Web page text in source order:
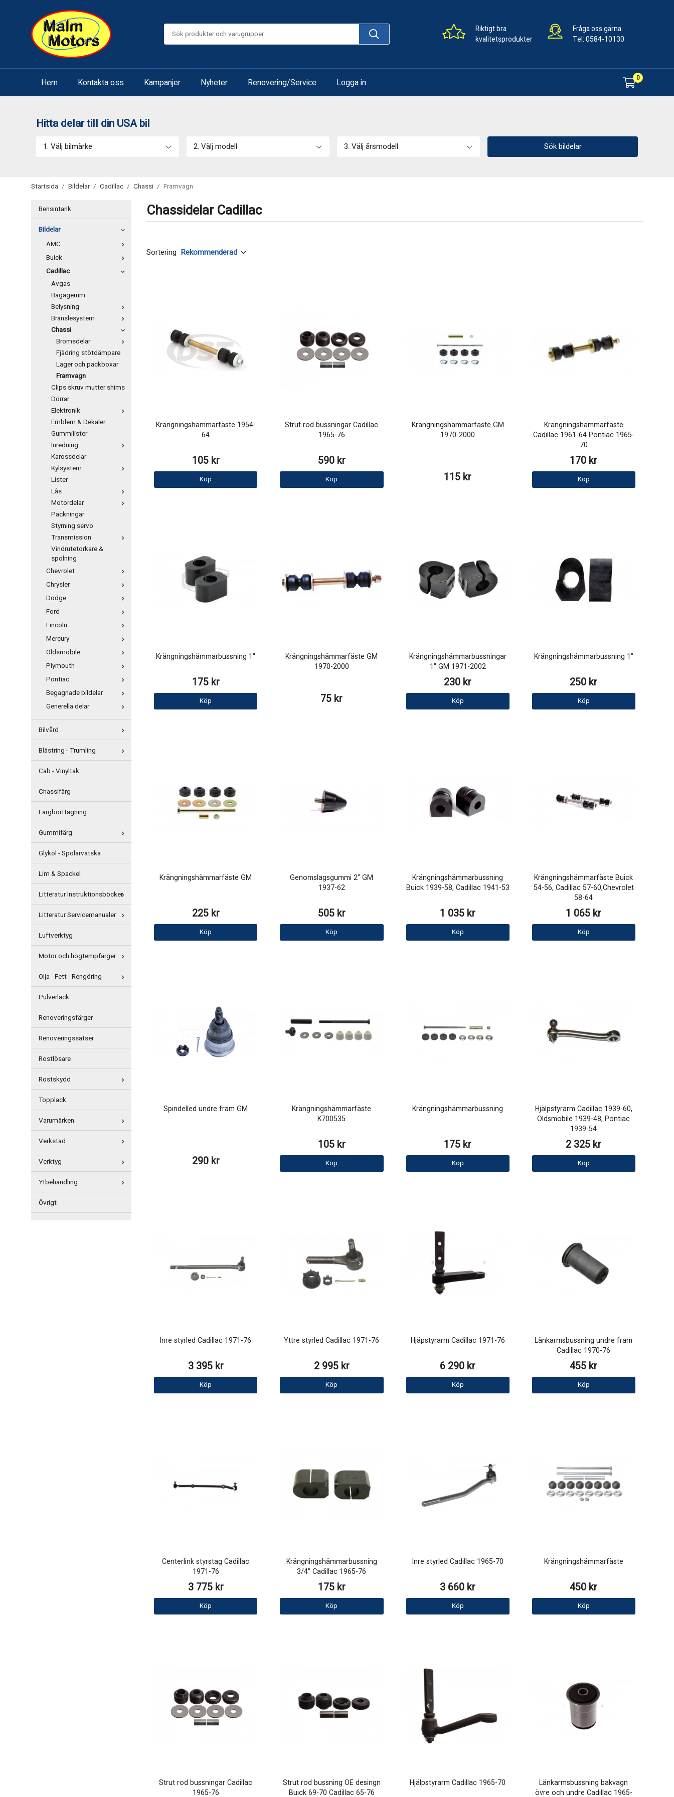
Riktigt bra
kvalitetsprodukter
Fråga oss gärna
Tel:0584-10130
Hem Kontakta oss Kampanjer Nyheter Renovering/Service Logga in 0
Hitta delar till din USA bil
1. Välj bilmärke 2. Välj modell 3. Välj årsmodell Sök bildelar
Startsida / Bildelar / Cadillac / Chassi / Framvagn
Bensintank
Bildelar
AMC
Buick
Cadillac
Avgas
Bagagerum
Belysning
Bränslesystem
Chassi
Bromsdelar
Fjädring stötdämpare
Lager och packboxar
Framvagn
Clips skruv mutter shims
Dörrar
Elektronik
Emblem & Dekaler
Gummilister
Inredning
Karossdelar
Kylsystem
Lister
Lås
Motordelar
Packningar
Styrning servo
Transmission
Vindrutetorkare &
spolning
Chevrolet
Chrysler
Dodge
Ford
Lincoln
Mercury
Oldsmobile
Plymouth
Pontiac
Begagnade bildelar
Generella delar
Bilvård
Blästring - Trumling
Cab - Vinyltak
Chassifärg
Färgborttagning
Gummifärg
Glykol - Spolarvätska
Lim & Spackel
Litteratur Instruktionsböcker
Litteratur Servicemanualer
Luftverktyg
Motor och högtempfärger
Olja - Fett - Rengöring
Pulverlack
Renoveringsfärger
Renoveringssatser
Rostlösare
Rostskydd
Topplack
Varumärken
Verkstad
Verktyg
Ytbehandling
Övrigt
Chassidelar Cadillac
Sortering
Krängningshämmarfäste 1954-
64
105 kr
Köp
Strut rod bussningar Cadillac
1965-76
590 kr
Köp
Krängningshämmarfäste GM
1970-2000
115 kr
Krängningshämmarfäste
Cadillac 1961-64 Pontiac 1965-
70
170 kr
Köp
Krängningshämmarbussning 1"
175 kr
Köp
Krängningshämmarfäste GM
1970-2000
75 kr
Krängningshämmarbussningar
1" GM 1971-2002
230 kr
Köp
Krängningshämmarbussning 1"
250 kr
Köp
Krängningshämmarfäste GM
225 kr
Köp
Genomslagsgummi 2" GM
1937-62
505 kr
Köp
Krängningshämmarbussning
Buick 1939-58, Cadillac 1941-53
1 035 kr
Köp
Krängningshämmarfäste Buick
54-56, Cadillac 57-60,Chevrolet
58-64
1 065 kr
Köp
Spindelled undre fram GM
290 kr
Krängningshämmarfäste
K700535
105 kr
Köp
Krängningshämmarbussning
175 kr
Köp
Hjälpstyrarm Cadillac 1939-60,
Oldsmobile 1939-48, Pontiac
1939-54
2 325 kr
Köp
Inre styrled Cadillac 1971-76
3 395 kr
Köp
Yttre styrled Cadillac 1971-76
2 995 kr
Köp
Hjäpstyrarm Cadillac 1971-76
6 290 kr
Köp
Länkarmsbussning undre fram
Cadillac 1970-76
455 kr
Köp
Centerlink styrstag Cadillac
1971-76
3 775 kr
Köp
Krängningshämmarbussning
3/4" Cadillac 1965-76
175 kr
Köp
Inre styrled Cadillac 1965-70
3 660 kr
Köp
Krängningshämmarfäste
450 kr
Köp
Strut rod bussningar Cadillac
1965-76
Strut rod bussning OE desingn
Buick 69-70 Cadillac 65-76
Hjälpstyrarm Cadillac 1965-70
Länkarmsbussning bakvagn
övre och undre Cadillac 1965-